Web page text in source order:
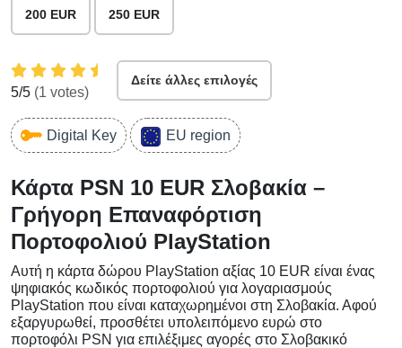
200 EUR 250 EUR
5/5 (1 votes)
Δείτε άλλες επιλογές
Digital Key EU region
Κάρτα PSN 10 EUR Σλοβακία –
Γρήγορη Επαναφόρτιση
Πορτοφολιού PlayStation
Αυτή η κάρτα δώρου PlayStation αξίας 10 EUR είναι ένας
ψηφιακός κωδικός πορτοφολιού για λογαριασμούς
PlayStation που είναι καταχωρημένοι στη Σλοβακία. Αφού
εξαργυρωθεί, προσθέτει υπολειπόμενο ευρώ στο
πορτοφόλι PSN για επιλέξιμες αγορές στο Σλοβακικό